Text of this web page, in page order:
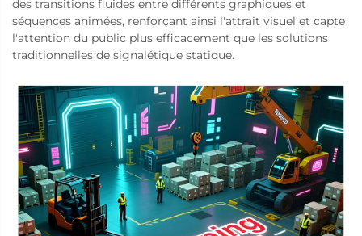
des transitions fluides entre différents graphiques et
séquences animées, renforçant ainsi l'attrait visuel et capte
l'attention du public plus efficacement que les solutions
traditionnelles de signalétique statique.